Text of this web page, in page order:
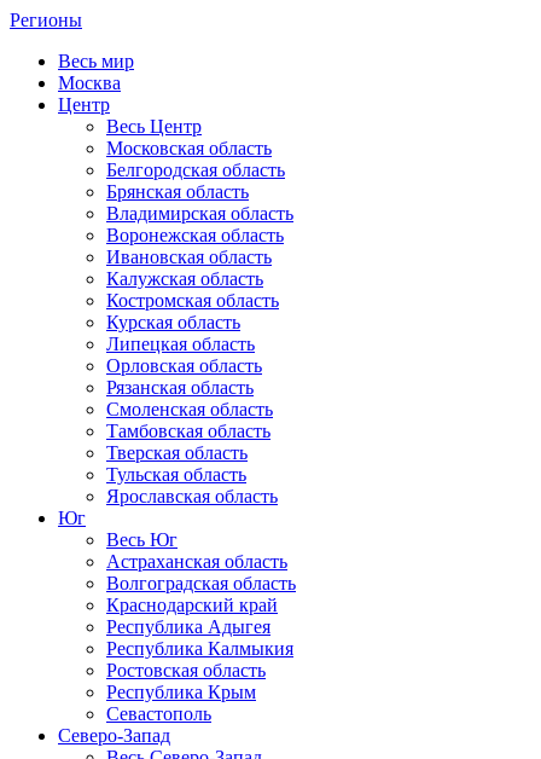
Регионы
Весь мир
Москва
Центр
Весь Центр
Московская область
Белгородская область
Брянская область
Владимирская область
Воронежская область
Ивановская область
Калужская область
Костромская область
Курская область
Липецкая область
Орловская область
Рязанская область
Смоленская область
Тамбовская область
Тверская область
Тульская область
Ярославская область
Юг
Весь Юг
Астраханская область
Волгоградская область
Краснодарский край
Республика Адыгея
Республика Калмыкия
Ростовская область
Республика Крым
Севастополь
Северо-Запад